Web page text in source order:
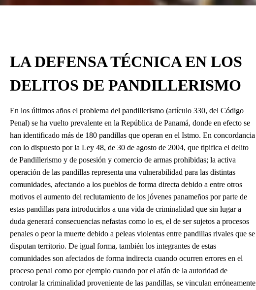
LA DEFENSA TÉCNICA EN LOS
DELITOS DE PANDILLERISMO
En los últimos años el problema del pandillerismo (artículo 330, del Código
Penal) se ha vuelto prevalente en la República de Panamá, donde en efecto se
han identificado más de 180 pandillas que operan en el Istmo. En concordancia
con lo dispuesto por la Ley 48, de 30 de agosto de 2004, que tipifica el delito
de Pandillerismo y de posesión y comercio de armas prohibidas; la activa
operación de las pandillas representa una vulnerabilidad para las distintas
comunidades, afectando a los pueblos de forma directa debido a entre otros
motivos el aumento del reclutamiento de los jóvenes panameños por parte de
estas pandillas para introducirlos a una vida de criminalidad que sin lugar a
duda generará consecuencias nefastas como lo es, el de ser sujetos a procesos
penales o peor la muerte debido a peleas violentas entre pandillas rivales que se
disputan territorio. De igual forma, también los integrantes de estas
comunidades son afectados de forma indirecta cuando ocurren errores en el
proceso penal como por ejemplo cuando por el afán de la autoridad de
controlar la criminalidad proveniente de las pandillas, se vinculan erróneamente